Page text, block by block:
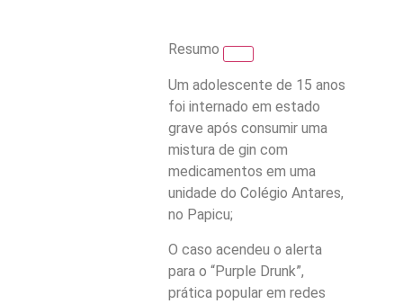
Resumo
Um adolescente de 15 anos
foi internado em estado
grave após consumir uma
mistura de gin com
medicamentos em uma
unidade do Colégio Antares,
no Papicu;
O caso acendeu o alerta
para o “Purple Drunk”,
prática popular em redes